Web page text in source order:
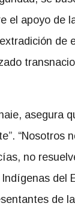
el apoyo de
de
asegura
“Nosotros
no
del
de